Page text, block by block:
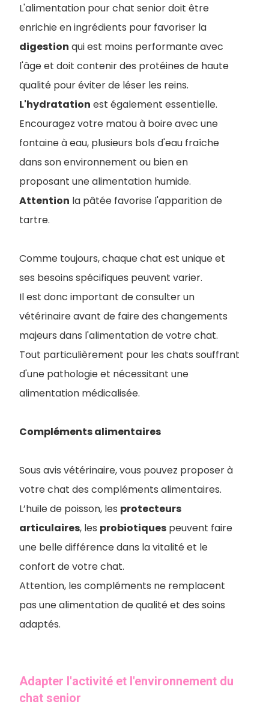
L'alimentation pour chat senior doit être
enrichie en ingrédients pour favoriser la
digestion qui est moins performante avec
l'âge et doit contenir des protéines de haute
qualité pour éviter de léser les reins.
L'hydratation est également essentielle.
Encouragez votre matou à boire avec une
fontaine à eau, plusieurs bols d'eau fraîche
dans son environnement ou bien en
proposant une alimentation humide.
Attention la pâtée favorise l'apparition de
tartre.
Comme toujours, chaque chat est unique et
ses besoins spécifiques peuvent varier.
Il est donc important de consulter un
vétérinaire avant de faire des changements
majeurs dans l'alimentation de votre chat.
Tout particulièrement pour les chats souffrant
d'une pathologie et nécessitant une
alimentation médicalisée.
Compléments alimentaires
Sous avis vétérinaire, vous pouvez proposer à
votre chat des compléments alimentaires.
L’huile de poisson, les protecteurs
articulaires, les probiotiques peuvent faire
une belle différence dans la vitalité et le
confort de votre chat.
Attention, les compléments ne remplacent
pas une alimentation de qualité et des soins
adaptés.
Adapter l'activité et l'environnement du
chat senior